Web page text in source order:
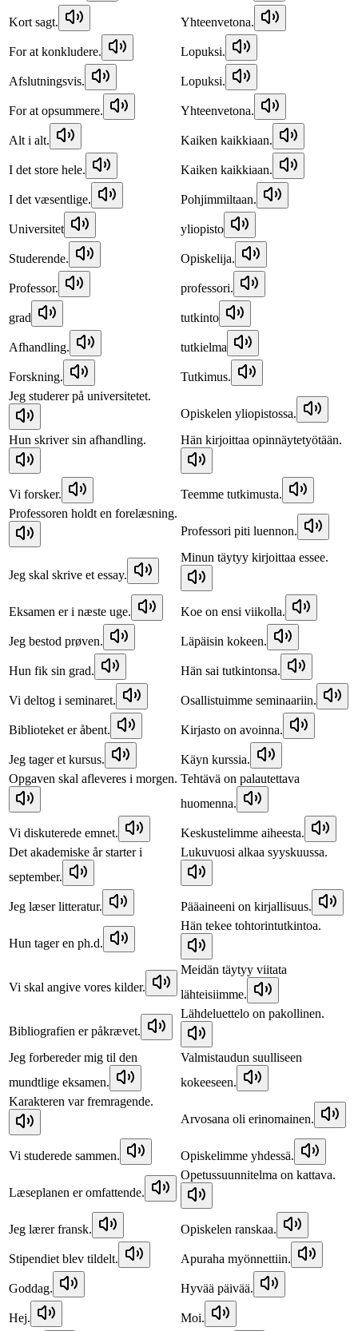
Kort sagt. Yhteenvetona.
For at konkludere. Lopuksi.
Afslutningsvis. Lopuksi.
For at opsummere. Yhteenvetona.
Alt i alt. Kaiken kaikkiaan.
I det store hele. Kaiken kaikkiaan.
I det væsentlige. Pohjimmiltaan.
Universitet yliopisto
Studerende. Opiskelija.
Professor. professori.
grad tutkinto
Afhandling. tutkielma
Forskning.
Tutkimus.
Jeg studerer på universitetet.
Opiskelen yliopistossa.
Hun skriver sin afhandling.
Hän kirjoittaa opinnäytetyötään.
Vi forsker.
Teemme tutkimusta.
Professoren holdt en forelæsning.
Professori piti luennon.
Jeg skal skrive et essay.
Minun täytyy kirjoittaa essee.
Eksamen er i næste uge. Koe on ensi viikolla.
Jeg bestod prøven. Läpäisin kokeen.
Hun fik sin grad. Hän sai tutkintonsa.
Vi deltog i seminaret. Osallistuimme seminaariin.
Biblioteket er åbent. Kirjasto on avoinna.
Jeg tager et kursus.
Käyn kurssia.
Opgaven skal afleveres i morgen. Tehtävä on palautettava
huomenna.
Vi diskuterede emnet.
Keskustelimme aiheesta.
Det akademiske år starter i
september.
Lukuvuosi alkaa syyskuussa.
Jeg læser litteratur. Pääaineeni on kirjallisuus.
Hun tager en ph.d.
Hän tekee tohtorintutkintoa.
Vi skal angive vores kilder.
Meidän täytyy viitata
lähteisiimme.
Bibliografien er påkrævet.
Lähdeluettelo on pakollinen.
Jeg forbereder mig til den
mundtlige eksamen.
Valmistaudun suulliseen
kokeeseen.
Karakteren var fremragende.
Arvosana oli erinomainen.
Vi studerede sammen. Opiskelimme yhdessä.
Læseplanen er omfattende.
Opetussuunnitelma on kattava.
Jeg lærer fransk. Opiskelen ranskaa.
Stipendiet blev tildelt. Apuraha myönnettiin.
Goddag. Hyvää päivää.
Hej. Moi.